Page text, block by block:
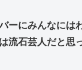
ーにみんなには
流石芸人だと思